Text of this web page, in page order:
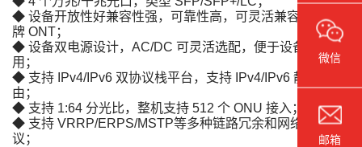
◆ 设备开放性好兼容性强，可靠性高，可灵活兼容任何品
牌 ONT；
◆ 设备双电源设计，AC/DC 可灵活选配，便于设备组网应
用；
◆ 支持 IPv4/IPv6 双协议栈平台，支持 IPv4/IPv6 静态路
由；
◆ 支持 1:64 分光比，整机支持 512 个 ONU 接入；
◆ 支持 VRRP/ERPS/MSTP等多种链路冗余和网络冗余协
议；
微信
邮箱